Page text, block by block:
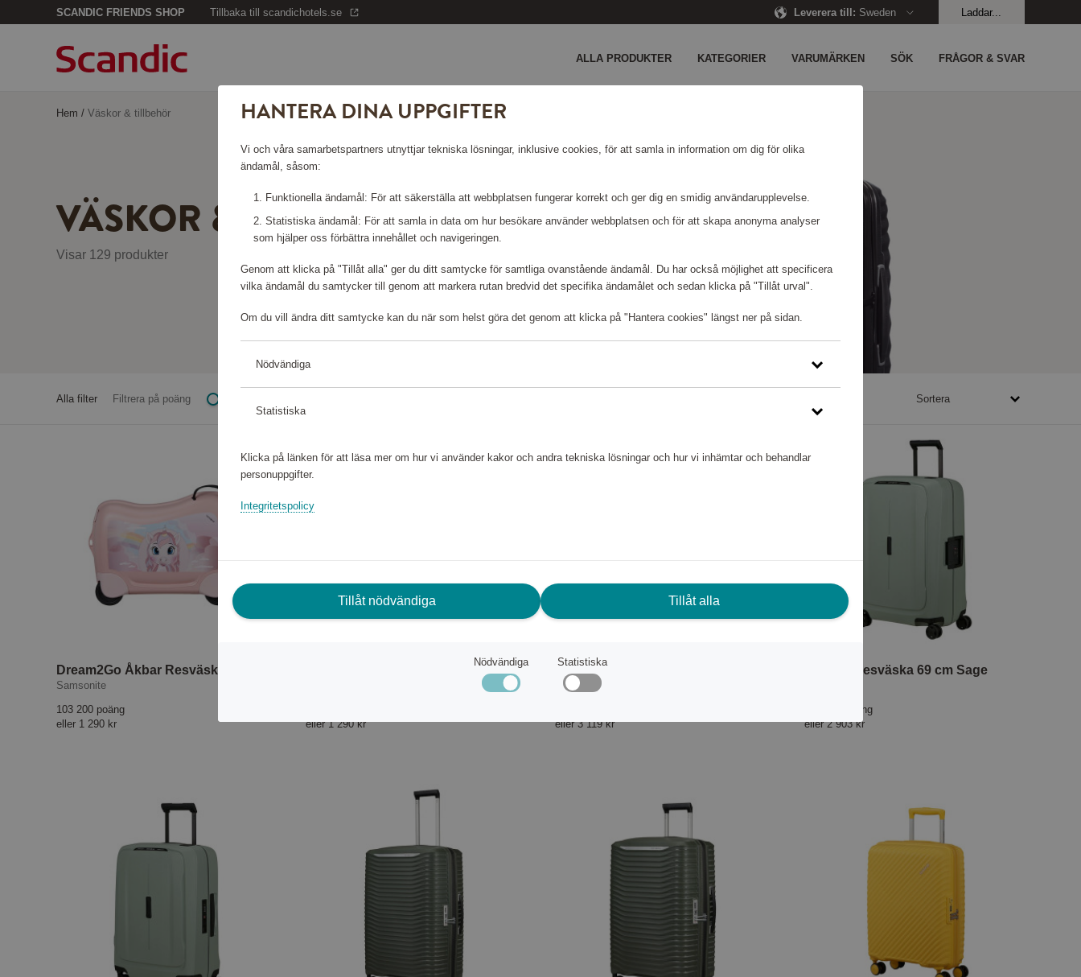
SCANDIC FRIENDS SHOP Tillbaka till scandichotels.se Leverera till: Sweden Laddar...
ALLA PRODUKTER KATEGORIER VARUMÄRKEN SÖK FRÅGOR & SVAR
Hem /Väskor & tillbehör
VÄSKOR & TILLBEHÖR
Visar 129 produkter
Alla filter Filtrera på poäng Sortera
Samsonite
103 200 poäng
eller 1 290 kr
Dream2Go Åkbar Resväska Spiderman Mystery
eller 1 290 kr
Essens Resväska 75 cm Sage
Samsonite
eller 3 119 kr
Essens Resväska 69 cm Sage
232 240 poäng
eller 2 903 kr
HANTERA DINA UPPGIFTER
Vi och våra samarbetspartners utnyttjar tekniska lösningar, inklusive cookies, för att samla in information om dig för olika
ändamål, såsom:
Funktionella ändamål: För att säkerställa att webbplatsen fungerar korrekt och ger dig en smidig användarupplevelse.
Statistiska ändamål: För att samla in data om hur besökare använder webbplatsen och för att skapa anonyma analyser
som hjälper oss förbättra innehållet och navigeringen.
Genom att klicka på "Tillåt alla" ger du ditt samtycke för samtliga ovanstående ändamål. Du har också möjlighet att specificera
vilka ändamål du samtycker till genom att markera rutan bredvid det specifika ändamålet och sedan klicka på "Tillåt urval".
Om du vill ändra ditt samtycke kan du när som helst göra det genom att klicka på "Hantera cookies" längst ner på sidan.
Nödvändiga
Statistiska
Klicka på länken för att läsa mer om hur vi använder kakor och andra tekniska lösningar och hur vi inhämtar och behandlar
personuppgifter.
Integritetspolicy
Tillåt nödvändiga Tillåt alla
Nödvändiga Statistiska